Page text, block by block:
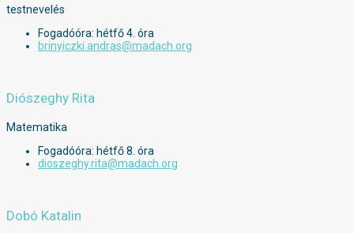
testnevelés
Fogadóóra: hétfő 4. óra
brinyiczki.andras@madach.org
Diószeghy Rita
Matematika
Fogadóóra: hétfő 8. óra
dioszeghy.rita@madach.org
Dobó Katalin